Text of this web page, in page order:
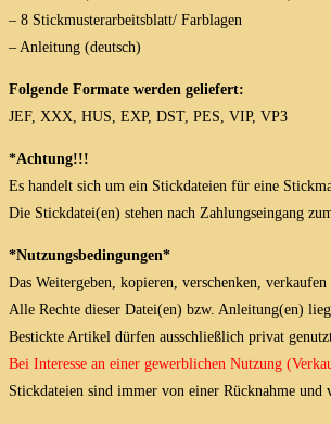
– 8 Stickmusterarbeitsblatt/ Farblagen
– Anleitung (deutsch)
Folgende Formate werden geliefert:
JEF, XXX, HUS, EXP, DST, PES, VIP, VP3
*Achtung!!!
Es handelt sich um ein Stickdateien für eine
Die Stickdatei(en) stehen nach Zahlungseingang
*Nutzungsbedingungen*
Das Weitergeben, kopieren, verschenken,
Alle Rechte dieser Datei(en) bzw. Anleitung(en)
Bestickte Artikel dürfen ausschließlich privat
Bei Interesse an einer gewerblichen Nutzung
Stickdateien sind immer von einer Rücknahme und